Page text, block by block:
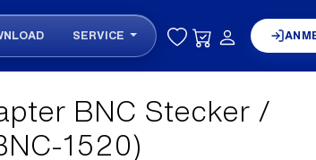
SERVICE
BNC Stecker /
1520)